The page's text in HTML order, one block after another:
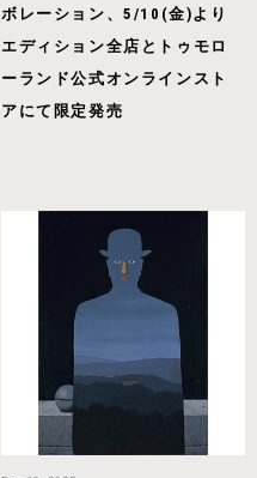
ボレーション、5/10(金)より
エディション全店とトゥモロ
ーランド公式オンラインスト
アにて限定発売